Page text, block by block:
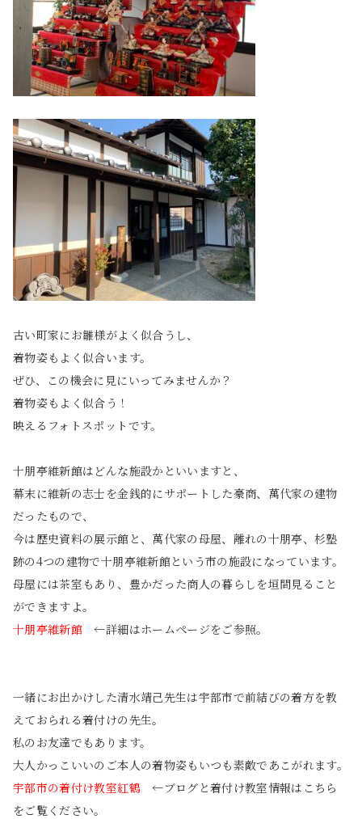
古い町家にお雛様がよく似合うし、
着物姿もよく似合います。
ぜひ、この機会に見にいってみませんか？
着物姿もよく似合う！
映えるフォトスポットです。
十朋亭維新館はどんな施設かといいますと、
幕末に維新の志士を金銭的にサポートした豪商、萬代家の建物
だったもので、
今は歴史資料の展示館と、萬代家の母屋、離れの十朋亭、杉塾
跡の4つの建物で十朋亭維新館という市の施設になっています。
母屋には茶室もあり、豊かだった商人の暮らしを垣間見ること
ができますよ。
十朋亭維新館 ←詳細はホームページをご参照。
一緒にお出かけした清水靖己先生は宇部市で前結びの着方を教
えておられる着付けの先生。
私のお友達でもあります。
大人かっこいいのご本人の着物姿もいつも素敵であこがれます。
宇部市の着付け教室紅鶴←ブログと着付け教室情報はこちら
をご覧ください。